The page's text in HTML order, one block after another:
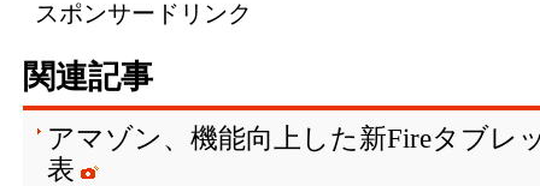
スポンサードリンク
関連記事
アマゾン、機能向上した新Fireタブレ
表